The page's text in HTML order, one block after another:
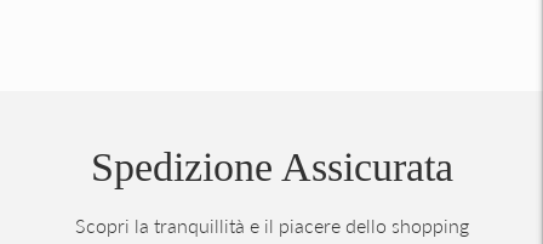
Spedizione Assicurata
Scopri la tranquillità e il piacere dello shopping